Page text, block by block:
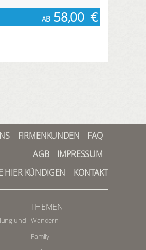
AB 58,00 €
FIRMENKUNDEN
FAQ
AGB
IMPRESSUM
HIER KÜNDIGEN
KONTAKT
und
THEMEN
Wandern
Family